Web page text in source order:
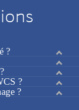
?
?
?